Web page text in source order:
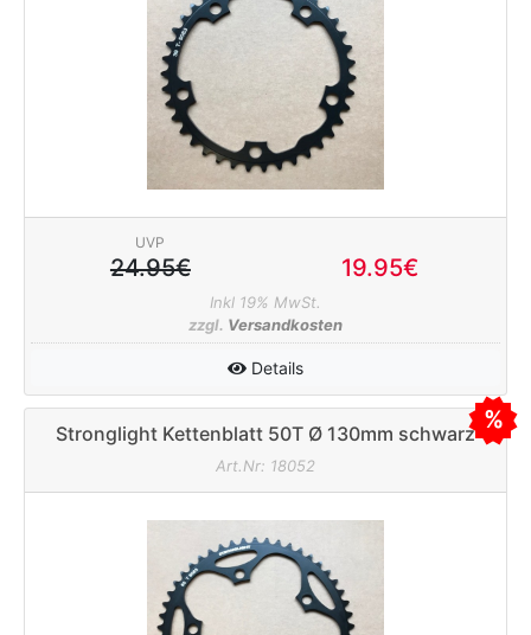
UVP
24.95€ 19.95€
Inkl 19% MwSt.
zzgl. Versandkosten
Details
Stronglight Kettenblatt 50T Ø 130mm schwarz
Art.Nr: 18052